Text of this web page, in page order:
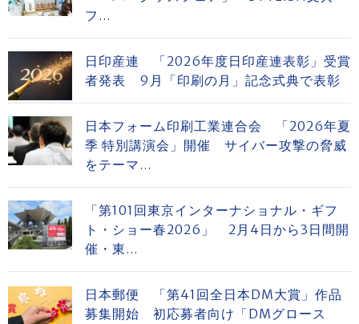
フ...
日印産連 「2026年度日印産連表彰」受賞
者発表 9月「印刷の月」記念式典で表彰
日本フォーム印刷工業連合会 「2026年夏
季 特別講演会」開催 サイバー攻撃の脅威
をテーマ...
「第101回東京インターナショナル・ギフ
ト・ショー春2026」 2月4日から3日間開
催・東...
日本郵便 「第41回全日本DM大賞」作品
募集開始 初応募者向け「DMグロース